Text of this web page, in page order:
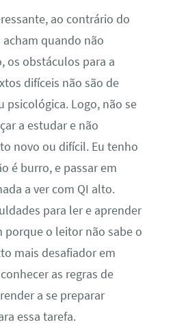
ao contrário do
quando não
os obstáculos para a
difíceis não são de
psicológica. Logo, não se
a estudar e não
novo ou difícil. Eu tenho
é burro, e passar em
a ver com QI alto.
para ler e aprender
porque o leitor não sabe o
mais desafiador em
as regras de
a se preparar
essa tarefa.